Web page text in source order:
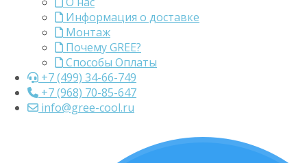
Информация о доставке
Монтаж
Почему GREE?
Способы Оплаты
+7 (499) 34-66-749
+7 (968) 70-85-647
info@gree-cool.ru